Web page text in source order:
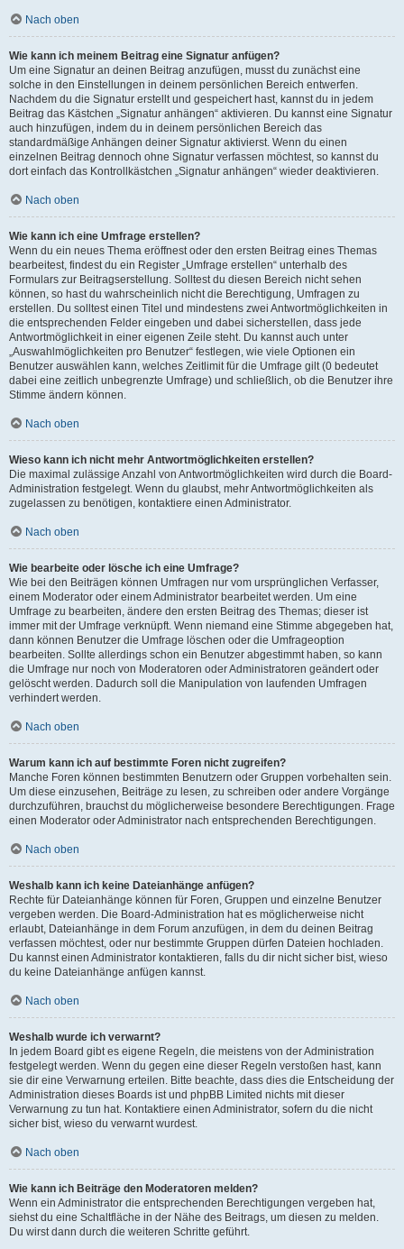
Nach oben
Wie kann ich meinem Beitrag eine Signatur anfügen?
Um eine Signatur an deinen Beitrag anzufügen, musst du zunächst eine
solche in den Einstellungen in deinem persönlichen Bereich entwerfen.
Nachdem du die Signatur erstellt und gespeichert hast, kannst du in jedem
Beitrag das Kästchen „Signatur anhängen“ aktivieren. Du kannst eine Signatur
auch hinzufügen, indem du in deinem persönlichen Bereich das
standardmäßige Anhängen deiner Signatur aktivierst. Wenn du einen
einzelnen Beitrag dennoch ohne Signatur verfassen möchtest, so kannst du
dort einfach das Kontrollkästchen „Signatur anhängen“ wieder deaktivieren.
Nach oben
Wie kann ich eine Umfrage erstellen?
Wenn du ein neues Thema eröffnest oder den ersten Beitrag eines Themas
bearbeitest, findest du ein Register „Umfrage erstellen“ unterhalb des
Formulars zur Beitragserstellung. Solltest du diesen Bereich nicht sehen
können, so hast du wahrscheinlich nicht die Berechtigung, Umfragen zu
erstellen. Du solltest einen Titel und mindestens zwei Antwortmöglichkeiten in
die entsprechenden Felder eingeben und dabei sicherstellen, dass jede
Antwortmöglichkeit in einer eigenen Zeile steht. Du kannst auch unter
„Auswahlmöglichkeiten pro Benutzer“ festlegen, wie viele Optionen ein
Benutzer auswählen kann, welches Zeitlimit für die Umfrage gilt (0 bedeutet
dabei eine zeitlich unbegrenzte Umfrage) und schließlich, ob die Benutzer ihre
Stimme ändern können.
Nach oben
Wieso kann ich nicht mehr Antwortmöglichkeiten erstellen?
Die maximal zulässige Anzahl von Antwortmöglichkeiten wird durch die Board-
Administration festgelegt. Wenn du glaubst, mehr Antwortmöglichkeiten als
zugelassen zu benötigen, kontaktiere einen Administrator.
Nach oben
Wie bearbeite oder lösche ich eine Umfrage?
Wie bei den Beiträgen können Umfragen nur vom ursprünglichen Verfasser,
einem Moderator oder einem Administrator bearbeitet werden. Um eine
Umfrage zu bearbeiten, ändere den ersten Beitrag des Themas; dieser ist
immer mit der Umfrage verknüpft. Wenn niemand eine Stimme abgegeben hat,
dann können Benutzer die Umfrage löschen oder die Umfrageoption
bearbeiten. Sollte allerdings schon ein Benutzer abgestimmt haben, so kann
die Umfrage nur noch von Moderatoren oder Administratoren geändert oder
gelöscht werden. Dadurch soll die Manipulation von laufenden Umfragen
verhindert werden.
Nach oben
Warum kann ich auf bestimmte Foren nicht zugreifen?
Manche Foren können bestimmten Benutzern oder Gruppen vorbehalten sein.
Um diese einzusehen, Beiträge zu lesen, zu schreiben oder andere Vorgänge
durchzuführen, brauchst du möglicherweise besondere Berechtigungen. Frage
einen Moderator oder Administrator nach entsprechenden Berechtigungen.
Nach oben
Weshalb kann ich keine Dateianhänge anfügen?
Rechte für Dateianhänge können für Foren, Gruppen und einzelne Benutzer
vergeben werden. Die Board-Administration hat es möglicherweise nicht
erlaubt, Dateianhänge in dem Forum anzufügen, in dem du deinen Beitrag
verfassen möchtest, oder nur bestimmte Gruppen dürfen Dateien hochladen.
Du kannst einen Administrator kontaktieren, falls du dir nicht sicher bist, wieso
du keine Dateianhänge anfügen kannst.
Nach oben
Weshalb wurde ich verwarnt?
In jedem Board gibt es eigene Regeln, die meistens von der Administration
festgelegt werden. Wenn du gegen eine dieser Regeln verstoßen hast, kann
sie dir eine Verwarnung erteilen. Bitte beachte, dass dies die Entscheidung der
Administration dieses Boards ist und phpBB Limited nichts mit dieser
Verwarnung zu tun hat. Kontaktiere einen Administrator, sofern du die nicht
sicher bist, wieso du verwarnt wurdest.
Nach oben
Wie kann ich Beiträge den Moderatoren melden?
Wenn ein Administrator die entsprechenden Berechtigungen vergeben hat,
siehst du eine Schaltfläche in der Nähe des Beitrags, um diesen zu melden.
Du wirst dann durch die weiteren Schritte geführt.